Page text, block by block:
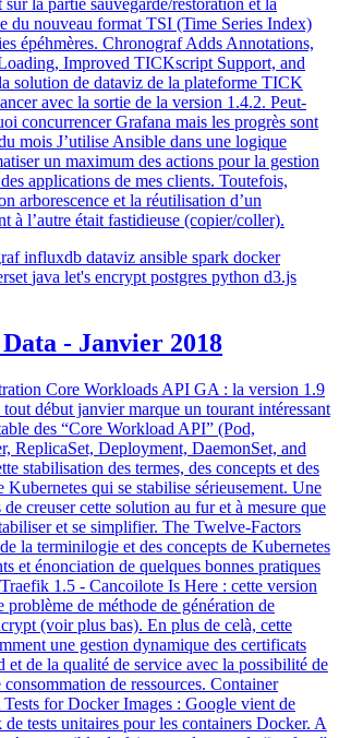
la partie sauvegarde/restoration et la
du nouveau format TSI (Time Series Index)
épéhmères. Chronograf Adds Annotations,
Improved TICKscript Support, and
solution de dataviz de la plateforme TICK
avec la sortie de la version 1.4.2. Peut-
concurrencer Grafana mais les progrès sont
mois J’utilise Ansible dans une logique
un maximum des actions pour la gestion
applications de mes clients. Toutefois,
arborescence et la réutilisation d’un
à l’autre était fastidieuse (copier/coller).
influxdb dataviz ansible spark docker
java let's encrypt postgres python d3.js
- Janvier 2018
Core Workloads API GA : la version 1.9
début janvier marque un tourant intéressant
des “Core Workload API” (Pod,
ReplicaSet, Deployment, DaemonSet, and
stabilisation des termes, des concepts et des
Kubernetes qui se stabilise sérieusement. Une
creuser cette solution au fur et à mesure que
et se simplifier. The Twelve-Factors
la terminilogie et des concepts de Kubernetes
et énonciation de quelques bonnes pratiques
Traefik 1.5 - Cancoilote Is Here : cette version
problème de méthode de génération de
(voir plus bas). En plus de celà, cette
une gestion dynamique des certificats
et de la qualité de service avec la possibilité de
de ressources. Container
for Docker Images : Google vient de
tests unitaires pour les containers Docker. A